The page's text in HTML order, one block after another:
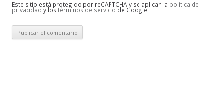
Este sitio está protegido por reCAPTCHA y se aplican la política de
privacidad y los términos de servicio de Google.